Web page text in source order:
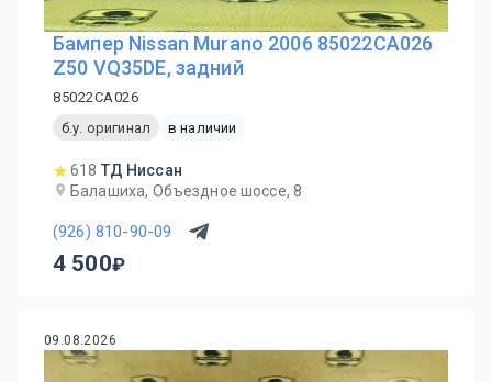
Бампер Nissan Murano 2006 85022CA026
Z50 VQ35DE, задний
85022CA026
б.у. оригинал
в наличии
618 ТД Ниссан
Балашиха, Объездное шоссе, 8
(926) 810-90-09
4 500
09.08.2026